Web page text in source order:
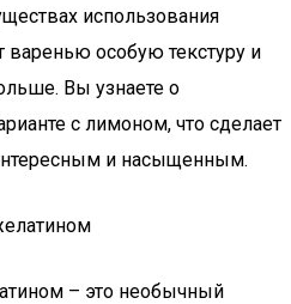
использования
варенью особую текстуру и
Вы узнаете о
с лимоном, что сделает
и насыщенным.
– это необычный